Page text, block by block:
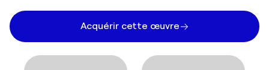
Acquérir cette œuvre